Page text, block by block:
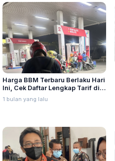
Harga BBM Terbaru Berlaku Hari
Ini, Cek Daftar Lengkap Tarif di
Seluruh Indonesia
1 bulan yang lalu